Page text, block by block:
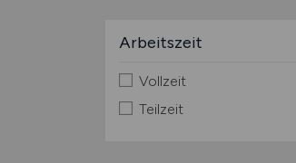
Arbeitszeit
Vollzeit
Teilzeit